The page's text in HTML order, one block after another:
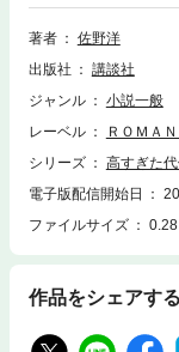
めるが……。昭和３０
著者
佐野洋
出版社
講談社
ジャンル
小説一般
レーベル
ＲＯＭＡ
シリーズ
高すぎた
電子版配信開始日
ファイルサイズ
作品をシェアする